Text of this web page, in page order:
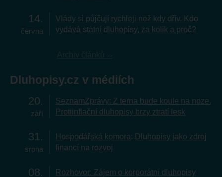
14
června
Vlády si půjčují rychleji než kdy dřív. Kdo
vydává státní dluhopisy, za kolik a proč?
Dluhopisy.cz v médiích
20
září
SeznamZprávy: Z terna bude koule na noze.
Protiinflační dluhopisy brzy ztratí lesk
31
srpna
Hospodářská komora: Dluhopisy jako zdroj
financí na rozvoj
08 Rozhovor: Zájem o korporátní dluhopisy